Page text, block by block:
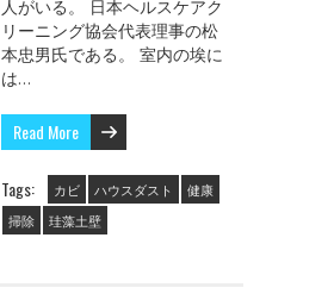
人がいる。 日本ヘルスケアク
リーニング協会代表理事の松
本忠男氏である。 室内の埃に
は…
Read More
Tags: カビ ハウスダスト
健康
掃除
珪藻土壁